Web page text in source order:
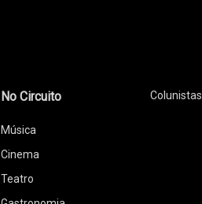
No Circuito
Música
Cinema
Teatro
Colunistas